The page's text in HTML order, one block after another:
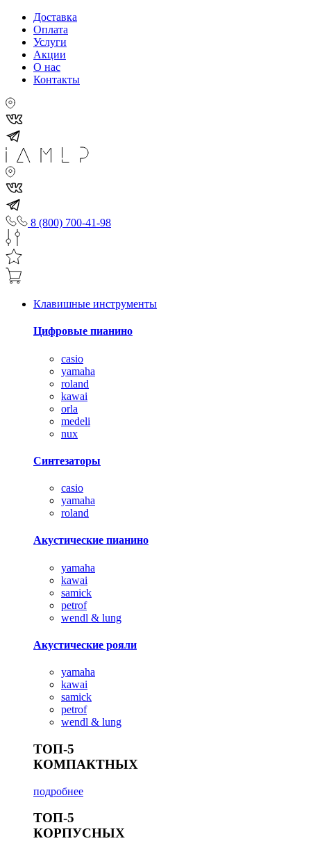
Доставка
Оплата
Услуги
Акции
О нас
Контакты
8 (800) 700-41-98
Клавишные инструменты
Цифровые пианино
casio
yamaha
roland
kawai
orla
medeli
nux
Синтезаторы
casio
yamaha
roland
Акустические пианино
yamaha
kawai
samick
petrof
wendl & lung
Акустические рояли
yamaha
kawai
samick
petrof
wendl & lung
ТОП-5
КОМПАКТНЫХ
подробнее
ТОП-5
КОРПУСНЫХ